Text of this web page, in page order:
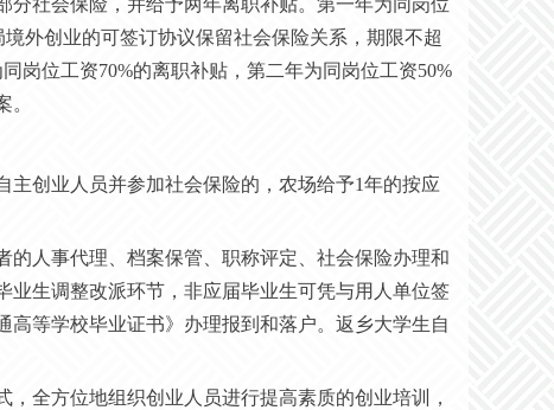
外创业的可签订协议保留社会保险关系，期限不超
岗位工资70%的离职补贴，第二年为同岗位工资50%
。
创业人员并参加社会保险的，农场给予1年的按应
的人事代理、档案保管、职称评定、社会保险办理和
生调整改派环节，非应届毕业生可凭与用人单位签
等学校毕业证书》办理报到和落户。返乡大学生自
全方位地组织创业人员进行提高素质的创业培训，